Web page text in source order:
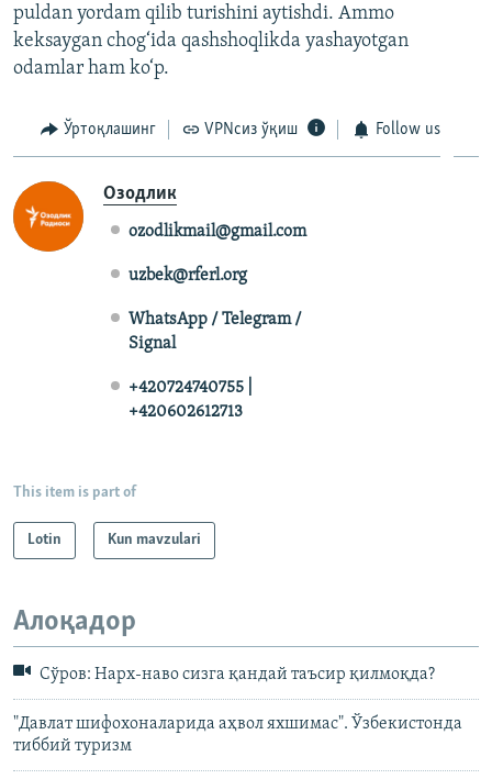
puldan yordam qilib turishini aytishdi. Ammo
keksaygan chog‘ida qashshoqlikda yashayotgan
odamlar ham ko‘p.
Ўртоқлашинг VPNсиз ўқиш Follow us
Озодлик
ozodlikmail@gmail.com
uzbek@rferl.org
WhatsApp / Telegram /
Signal
+420724740755 |
+420602612713
This item is part of
Lotin Kun mavzulari
Алоқадор
Сўров: Нарх-наво сизга қандай таъсир қилмоқда?
"Давлат шифохоналарида аҳвол яхшимас". Ўзбекистонда
тиббий туризм